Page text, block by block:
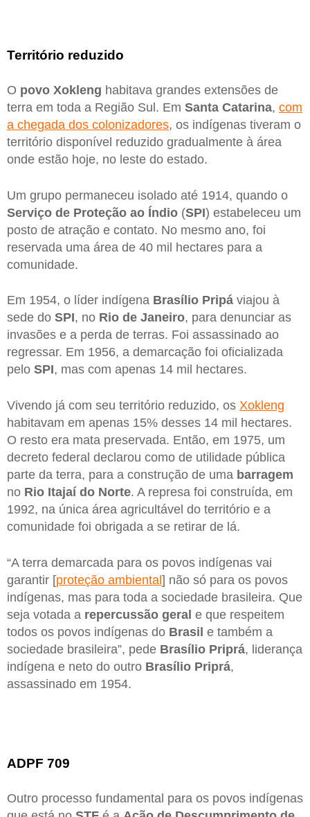
Território reduzido
O povo Xokleng habitava grandes extensões de
terra em toda a Região Sul. Em Santa Catarina, com
a chegada dos colonizadores, os indígenas tiveram o
território disponível reduzido gradualmente à área
onde estão hoje, no leste do estado.
Um grupo permaneceu isolado até 1914, quando o
Serviço de Proteção ao Índio (SPI) estabeleceu um
posto de atração e contato. No mesmo ano, foi
reservada uma área de 40 mil hectares para a
comunidade.
Em 1954, o líder indígena Brasílio Pripá viajou à
sede do SPI, no Rio de Janeiro, para denunciar as
invasões e a perda de terras. Foi assassinado ao
regressar. Em 1956, a demarcação foi oficializada
pelo SPI, mas com apenas 14 mil hectares.
Vivendo já com seu território reduzido, os Xokleng
habitavam em apenas 15% desses 14 mil hectares.
O resto era mata preservada. Então, em 1975, um
decreto federal declarou como de utilidade pública
parte da terra, para a construção de uma barragem
no Rio Itajaí do Norte. A represa foi construída, em
1992, na única área agricultável do território e a
comunidade foi obrigada a se retirar de lá.
“A terra demarcada para os povos indígenas vai
garantir [proteção ambiental] não só para os povos
indígenas, mas para toda a sociedade brasileira. Que
seja votada a repercussão geral e que respeitem
todos os povos indígenas do Brasil e também a
sociedade brasileira”, pede Brasílio Priprá, liderança
indígena e neto do outro Brasílio Priprá,
assassinado em 1954.
ADPF 709
Outro processo fundamental para os povos indígenas